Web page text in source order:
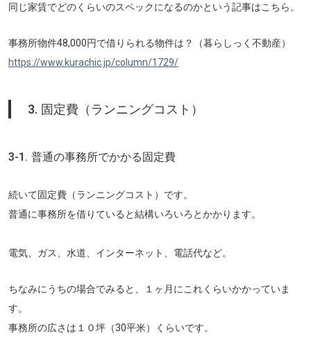
同じ家賃でどのくらいのスペックになるのかという記事はこちら。
事務所物件48,000円で借りられる物件は？（暮らしっく不動産）
https://www.kurachic.jp/column/1729/
3. 固定費（ランニングコスト）
3-1. 普通の事務所でかかる固定費
続いて固定費（ランニングコスト）です。
普通に事務所を借りていると結構いろいろとかかります。
電気、ガス、水道、インターネット、電話代など。
ちなみにうちの場合でみると、１ヶ月にこれくらいかかっていま
す。
事務所の広さは１０坪（30平米）くらいです。